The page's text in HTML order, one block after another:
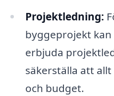
Projektledning:
byggeprojekt
erbjuda
säkerställa att
och budget.